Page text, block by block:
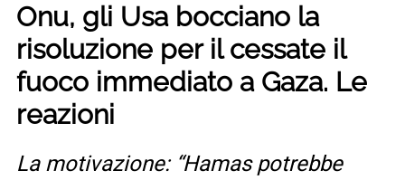
Onu, gli Usa bocciano la
risoluzione per il cessate il
fuoco immediato a Gaza. Le
reazioni
La motivazione: “Hamas potrebbe